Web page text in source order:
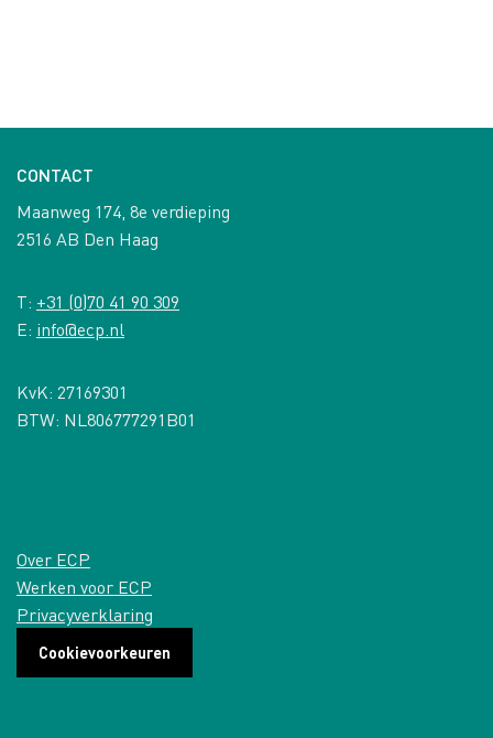
CONTACT
Maanweg 174, 8e verdieping
2516 AB Den Haag
T: +31 (0)70 41 90 309
E: info@ecp.nl
KvK: 27169301
BTW: NL806777291B01
Over ECP
Werken voor ECP
Privacyverklaring
Cookievoorkeuren